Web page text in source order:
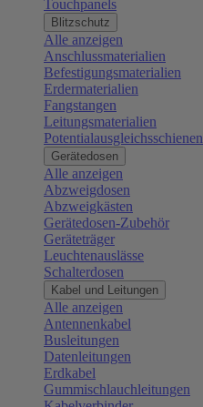
Touchpanels
Blitzschutz
Alle anzeigen
Anschlussmaterialien
Befestigungsmaterialien
Erdermaterialien
Fangstangen
Leitungsmaterialien
Potentialausgleichsschienen
Gerätedosen
Alle anzeigen
Abzweigdosen
Abzweigkästen
Gerätedosen-Zubehör
Geräteträger
Leuchtenauslässe
Schalterdosen
Kabel und Leitungen
Alle anzeigen
Antennenkabel
Busleitungen
Datenleitungen
Erdkabel
Gummischlauchleitungen